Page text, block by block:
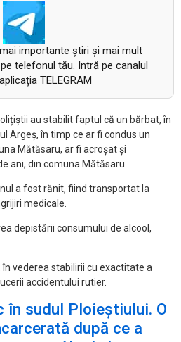
importante știri și mai mult
telefonul tău. Intră pe canalul
TELEGRAM
au stabilit faptul că un bărbat, în
Argeș, în timp ce ar fi condus un
Mătăsaru, ar fi acroșat și
ani, din comuna Mătăsaru.
a fost rănit, fiind transportat la
medicale.
depistării consumului de alcool,
vederea stabilirii cu exactitate a
accidentului rutier.
în sudul Ploieștiului. O
după ce a